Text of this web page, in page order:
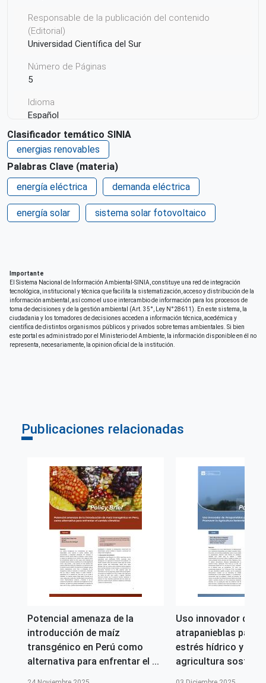
Responsable de la publicación del contenido
(Editorial)
Universidad Científica del Sur
Número de Páginas
5
Idioma
Español
Ciudad de Origen
Lima
País de origen de la Publicación o Recurso
Perú
Patrocinio
Universidad Internacional de La Rioja - España
carol01camarena@gmail.com
Derechos de acceso
Acceso irrestricto a todo su contenido
Repositorio de origen
ONIA
Clasificador temático SINIA
energias renovables
Palabras Clave (materia)
energía eléctrica
demanda eléctrica
energía solar sistema solar fotovoltaico
Importante
El Sistema Nacional de Información Ambiental-SINIA, constituye una red de integración
tecnológica, institucional y técnica que facilita la sistematización, acceso y distribución de la
información ambiental, así como el uso e intercambio de información para los procesos de
toma de decisiones y de la gestión ambiental (Art. 35°, Ley N°28611). En este sistema, la
ciudadania y los tomadores de decisiones acceden a información técnica, acedémica y
científica de distintos organismos públicos y privados sobre temas ambientales. Si bien
este portal es administrado por el Ministerio del Ambiente, la información disponible en él no
representa, necesariamente, la opinion oficial de la institución.
Publicaciones relacionadas
Potencial amenaza de la
introducción de maíz
transgénico en Perú como
alternativa para enfrentar el ...
Uso innovador de
atrapanieblas para
estrés hídrico y
agricultura